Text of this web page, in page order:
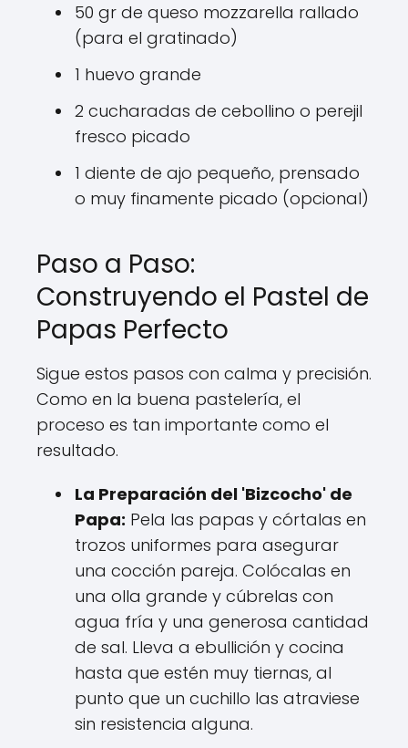
50 gr de queso mozzarella rallado
(para el gratinado)
1 huevo grande
2 cucharadas de cebollino o perejil
fresco picado
1 diente de ajo pequeño, prensado
o muy finamente picado (opcional)
Paso a Paso:
Construyendo el Pastel de
Papas Perfecto
Sigue estos pasos con calma y precisión.
Como en la buena pastelería, el
proceso es tan importante como el
resultado.
La Preparación del 'Bizcocho' de
Papa: Pela las papas y córtalas en
trozos uniformes para asegurar
una cocción pareja. Colócalas en
una olla grande y cúbrelas con
agua fría y una generosa cantidad
de sal. Lleva a ebullición y cocina
hasta que estén muy tiernas, al
punto que un cuchillo las atraviese
sin resistencia alguna.